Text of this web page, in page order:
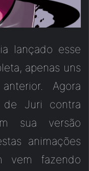
lançado esse
apenas uns
Agora
de Juri contra
sua versão
animações
vem fazendo